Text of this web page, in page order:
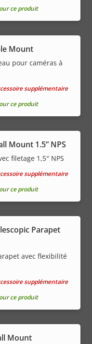
ce produit
Mount
pour caméras à
supplémentaire
ce produit
Mount 1.5” NPS
filetage 1,5″ NPS
supplémentaire
ce produit
Parapet
avec flexibilité
supplémentaire
ce produit
Mount